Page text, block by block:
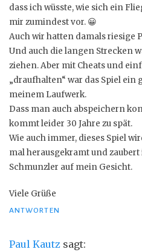
dass ich wüsste, wie sich ein
mir zumindest vor. 😀
Auch wir hatten damals riesige
Und auch die langen Strecken
ziehen. Aber mit Cheats und
„draufhalten“ war das Spiel ein
meinem Laufwerk.
Dass man auch abspeichern
kommt leider 30 Jahre zu spät.
Wie auch immer, dieses Spiel
mal herausgekramt und
Schmunzler auf mein Gesicht.
Viele Grüße
ANTWORTEN
Paul Kautz sagt: